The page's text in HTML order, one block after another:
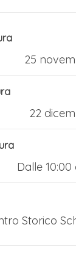
25
22
Dalle 10:00
Storico